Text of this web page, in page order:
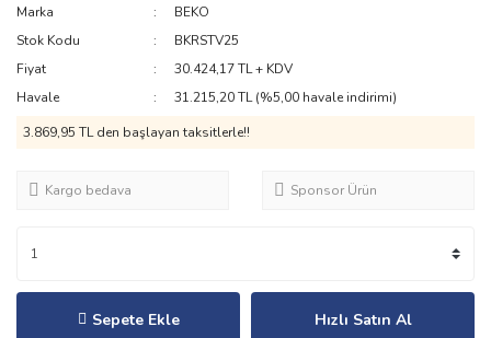
Marka
BEKO
Stok Kodu
BKRSTV25
Fiyat
30.424,17 TL + KDV
Havale
31.215,20 TL (%5,00 havale indirimi)
3.869,95 TL den başlayan taksitlerle!!
Kargo bedava Sponsor Ürün
Sepete Ekle Hızlı Satın Al